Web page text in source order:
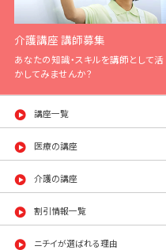
介護講座 講師募集
あなたの知識・スキルを講師として活
かしてみませんか？
講座一覧
医療の講座
介護の講座
割引情報一覧
ニチイが選ばれる理由